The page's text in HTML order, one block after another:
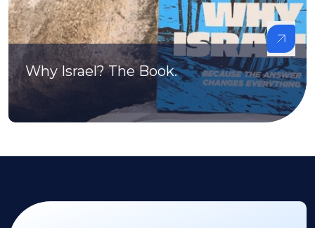
Why Israel? The Book.